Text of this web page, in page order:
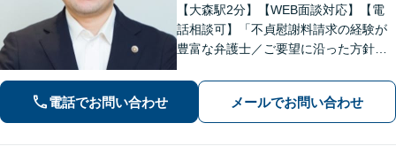
【大森駅2分】【WEB面談対応】【電
話相談可】「不貞慰謝料請求の経験が
豊富な弁護士／ご要望に沿った方針を
対応：遺産分割協議・調停から遺留分
侵害請求や相続放棄の手続きまで丁寧
にサポートいたします」【完全個室対
応】
電話でお問い合わせ メールでお問い合わせ